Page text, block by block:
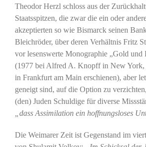
Theodor Herzl schloss aus der
Staatsspitzen, die zwar die ein oder
akzeptierten so wie Bismarck seinen
Bleichröder, über deren Verhältnis Fritz
vor lesenswerte Monographie „Gold und
(1977 bei Alfred A. Knopff in New York,
in Frankfurt am Main erschienen), aber
geneigt sind, auf die Option zu
(den) Juden Schuldige für diverse
„dass Assimilation ein hoffnungsloses
Die Weimarer Zeit ist Gegenstand im